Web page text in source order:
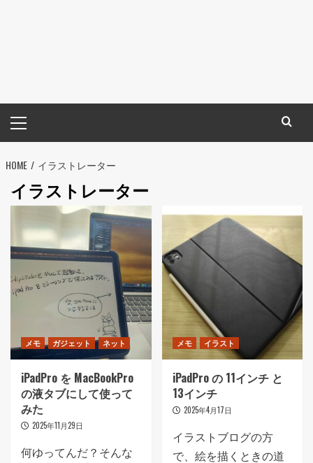
イ
ン
メ
ュ
HOME イラストレーター
イラストレーター
メモ ガジェット ネット
iPadPro を MacBookPro
の液タブにして使って
みた
2025年11月29日
何ゆってんだ？そんな
メモ イラスト
iPadPro の 11インチ と
13インチ
2025年4月17日
イラストブログの方
で、絵を描くときの道